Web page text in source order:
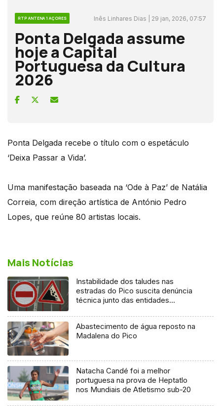
RTP ANTENA 1 AÇORES Inês Linhares Dias | 29 jan, 2026, 07:57
Ponta Delgada assume
hoje a Capital
Portuguesa da Cultura
2026
Ponta Delgada recebe o título com o espetáculo
‘Deixa Passar a Vida’.
Uma manifestação baseada na ‘Ode à Paz’ de Natália
Correia, com direção artística de António Pedro
Lopes, que reúne 80 artistas locais.
Mais Notícias
Instabilidade dos taludes nas
estradas do Pico suscita denúncia
técnica junto das entidades
Abastecimento de água reposto na
Madalena do Pico
Natacha Candé foi a melhor
portuguesa na prova de Heptatlo
nos Mundiais de Atletismo sub-20